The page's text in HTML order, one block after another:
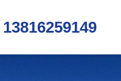
13816259149